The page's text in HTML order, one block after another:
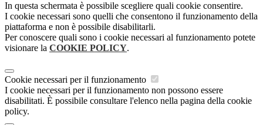
In questa schermata è possibile scegliere quali cookie consentire.
I cookie necessari sono quelli che consentono il funzionamento della
piattaforma e non è possibile disabilitarli.
Per conoscere quali sono i cookie necessari al funzionamento potete
visionare la COOKIE POLICY.
Cookie necessari per il funzionamento
I cookie necessari per il funzionamento non possono essere
disabilitati. È possibile consultare l'elenco nella pagina della cookie
policy.